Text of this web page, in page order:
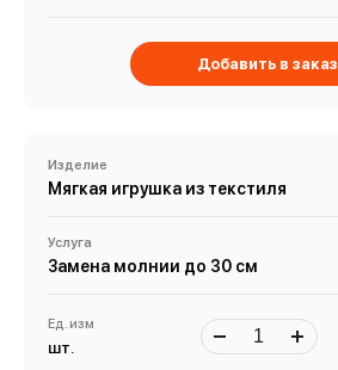
Добавить в заказ
Изделие
Мягкая игрушка из текстиля
Услуга
Замена молнии до 30 см
Ед. изм
шт.